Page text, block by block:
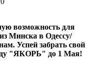
возможность для
Минска в Одессу/
Успей забрать свой
"ЯКОРЬ" до 1 Мая!